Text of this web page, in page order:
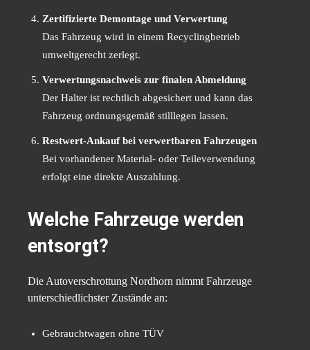
Zertifizierte Demontage und Verwertung
Das Fahrzeug wird in einem Recyclingbetrieb
umweltgerecht zerlegt.
Verwertungsnachweis zur finalen Abmeldung
Der Halter ist rechtlich abgesichert und kann das
Fahrzeug ordnungsgemäß stilllegen lassen.
Restwert-Ankauf bei verwertbaren Fahrzeugen
Bei vorhandener Material- oder Teileverwendung
erfolgt eine direkte Auszahlung.
Welche Fahrzeuge werden
entsorgt?
Die Autoverschrottung Nordhorn nimmt Fahrzeuge
unterschiedlichster Zustände an:
Gebrauchtwagen ohne TÜV